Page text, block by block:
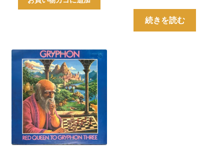
続きを読む